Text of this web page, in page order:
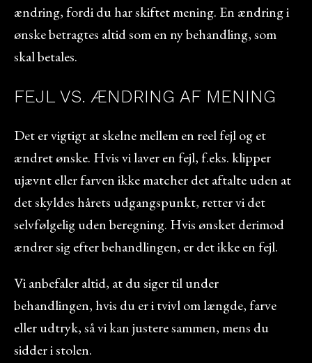
ændring, fordi du har skiftet mening. En ændring i
ønske betragtes altid som en ny behandling, som
skal betales.
FEJL VS. ÆNDRING AF MENING
Det er vigtigt at skelne mellem en reel fejl og et
ændret ønske. Hvis vi laver en fejl, f.eks. klipper
ujævnt eller farven ikke matcher det aftalte uden at
det skyldes hårets udgangspunkt, retter vi det
selvfølgelig uden beregning. Hvis ønsket derimod
ændrer sig efter behandlingen, er det ikke en fejl.
Vi anbefaler altid, at du siger til under
behandlingen, hvis du er i tvivl om længde, farve
eller udtryk, så vi kan justere sammen, mens du
sidder i stolen.